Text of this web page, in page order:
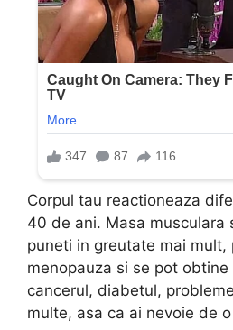
Corpul tau reactioneaza
40 de ani. Masa musculara
puneti in greutate mai mult,
menopauza si se pot
cancerul, diabetul,
multe, asa ca ai nevoie de